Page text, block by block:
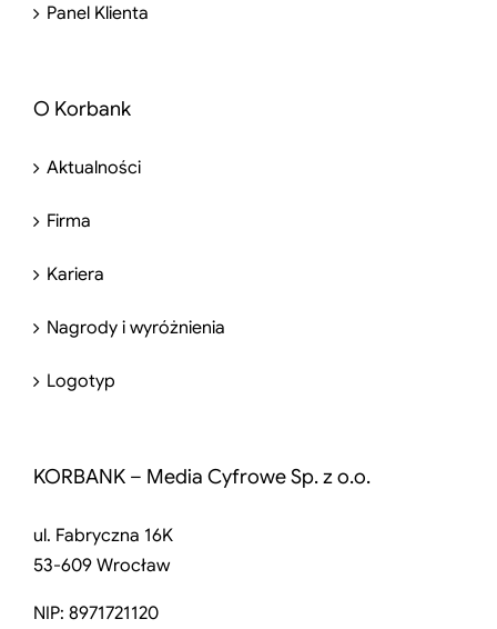
Panel Klienta
O Korbank
Aktualności
Firma
Kariera
Nagrody i wyróżnienia
Logotyp
KORBANK – Media Cyfrowe Sp. z o.o.
ul. Fabryczna 16K
53-609 Wrocław
NIP: 8971721120